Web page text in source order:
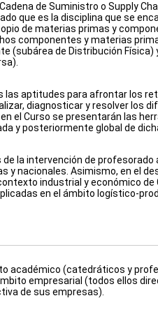
de Suministro o Supply
que es la disciplina que se
de materias primas y
componentes y materias
(subárea de Distribución Física)
las aptitudes para afrontar los
diagnosticar y resolver los
el Curso se presentarán las
y posteriormente global de
la intervención de profesorado
y nacionales. Asimismo, en el
industrial y económico de
en el ámbito logístico-
académico (catedráticos y
empresarial (todos ellos
de sus empresas).